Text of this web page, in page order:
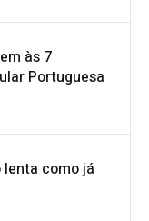
às 7
Portuguesa
lenta como já